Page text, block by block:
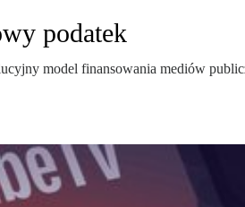
podatek
model finansowania mediów